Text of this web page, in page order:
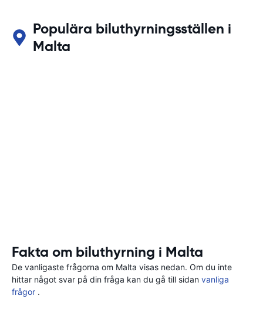
Populära biluthyrningsställen i
Malta
Fakta om biluthyrning i Malta
De vanligaste frågorna om Malta visas nedan. Om du inte
hittar något svar på din fråga kan du gå till sidan vanliga
frågor .